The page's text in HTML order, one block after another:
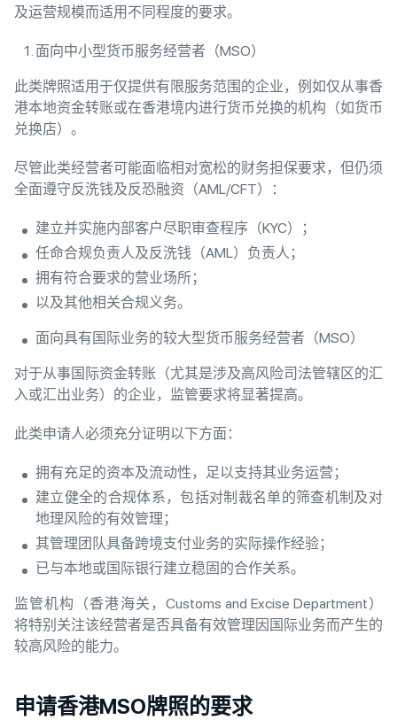
及运营规模而适用不同程度的要求。
面向中小型货币服务经营者（MSO）
此类牌照适用于仅提供有限服务范围的企业，例如仅从事香
港本地资金转账或在香港境内进行货币兑换的机构（如货币
兑换店）。
尽管此类经营者可能面临相对宽松的财务担保要求，但仍须
全面遵守反洗钱及反恐融资（AML/CFT）：
建立并实施内部客户尽职审查程序（KYC）；
任命合规负责人及反洗钱（AML）负责人；
拥有符合要求的营业场所；
以及其他相关合规义务。
面向具有国际业务的较大型货币服务经营者（MSO）
对于从事国际资金转账（尤其是涉及高风险司法管辖区的汇
入或汇出业务）的企业，监管要求将显著提高。
此类申请人必须充分证明以下方面：
拥有充足的资本及流动性，足以支持其业务运营；
建立健全的合规体系，包括对制裁名单的筛查机制及对
地理风险的有效管理；
其管理团队具备跨境支付业务的实际操作经验；
已与本地或国际银行建立稳固的合作关系。
监管机构（香港海关，Customs and Excise Department）
将特别关注该经营者是否具备有效管理因国际业务而产生的
较高风险的能力。
申请香港MSO牌照的要求